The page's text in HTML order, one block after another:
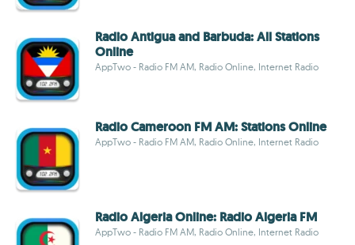
Radio Antigua and Barbuda: All Stations
Online
AppTwo - Radio FM AM, Radio Online, Internet Radio
Radio Cameroon FM AM: Stations Online
AppTwo - Radio FM AM, Radio Online, Internet Radio
Radio Algeria Online: Radio Algeria FM
AppTwo - Radio FM AM, Radio Online, Internet Radio